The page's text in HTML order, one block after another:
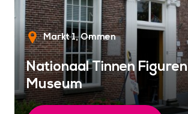
Markt 1 Ommen
Nationaal Tinnen Figuren
Museum